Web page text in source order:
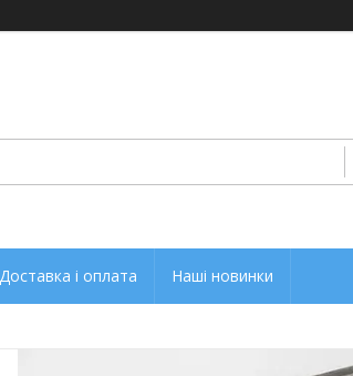
Доставка і оплата Наші новинки